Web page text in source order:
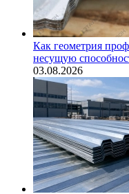
Как геометрия
несущую
03.08.2026